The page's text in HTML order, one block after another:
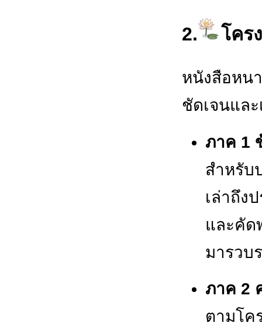
2. โคร
หนังสือหน
ชัดเจนแล
ภาค 1
สำหรับ
เล่าถึง
และคัด
มารวบ
ภาค 2
ตามโค